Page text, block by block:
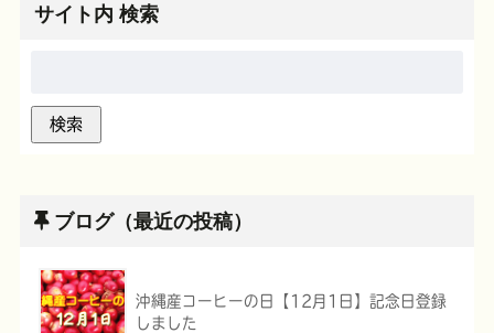
サイト内 検索
ブログ（最近の投稿）
沖縄産コーヒーの日【12月1日】記念日登録
しました